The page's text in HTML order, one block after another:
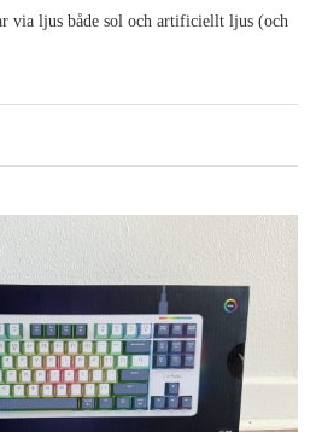
via ljus både sol och artificiellt ljus (och